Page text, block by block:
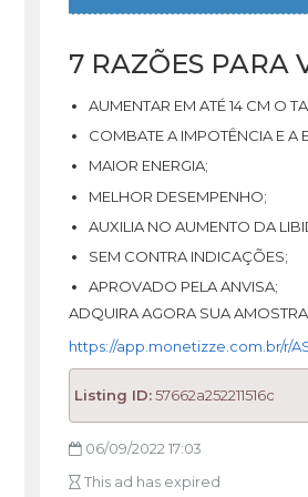
7 RAZÕES PARA
AUMENTAR EM ATÉ 14 CM O
COMBATE A IMPOTÊNCIA E A
MAIOR ENERGIA;
MELHOR DESEMPENHO;
AUXILIA NO AUMENTO DA
SEM CONTRA INDICAÇÕES;
APROVADO PELA ANVISA;
ADQUIRA AGORA SUA AMOSTRA
https://app.monetizze.com.br/r/
Listing ID:57662a252211516c
06/09/2022 17:03
This ad has expired